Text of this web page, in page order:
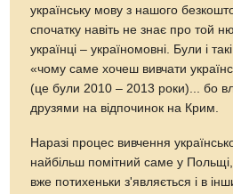
українську мову з нашого
спочатку навіть не знає про той
українці – україномовні. Були і
«чому саме хочеш вивчати
(це були 2010 – 2013 роки)... бо
друзями на відпочинок на Крим.
Наразі процес вивчення
найбільш помітний саме у
вже потихеньки з'являється і в